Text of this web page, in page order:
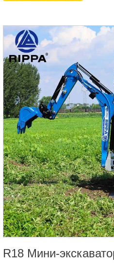
(кг)2000Длина при
транспортировке
(мм)2255Макс. радиус
копания (мм)2370Макс.
R18 Мини-